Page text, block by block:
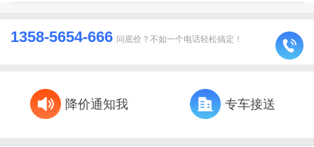
1358-5654-666 问底价？不如一个电话轻松搞定！
降价通知我 专车接送